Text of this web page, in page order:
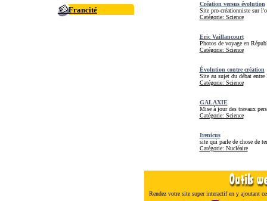
Francité
Création versus évolution
Site pro-créationniste sur
Catégorie: Science
Eric Vaillancourt
Photos de voyage en
Catégorie: Science
Évolution contre création
Site au sujet du débat
Catégorie: Science
GALAXIE
Mise à jour des travaux
Catégorie: Science
Irenicus
site qui parle de chose de
Catégorie: Nucléaire
Rendez votre site super interactif en y ajoutant